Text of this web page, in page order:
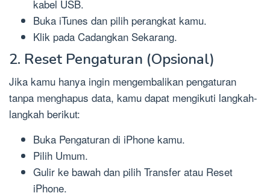
kabel USB.
Buka iTunes dan pilih perangkat kamu.
Klik pada Cadangkan Sekarang.
2. Reset Pengaturan (Opsional)
Jika kamu hanya ingin mengembalikan pengaturan
tanpa menghapus data, kamu dapat mengikuti langkah-
langkah berikut:
Buka Pengaturan di iPhone kamu.
Pilih Umum.
Gulir ke bawah dan pilih Transfer atau Reset
iPhone.